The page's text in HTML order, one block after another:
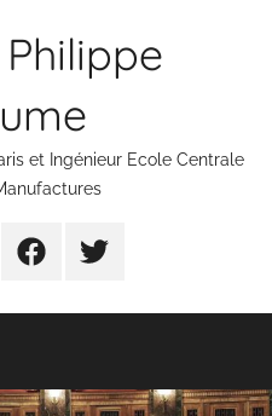
et Ingénieur Ecole Centrale
FacebookTwitter